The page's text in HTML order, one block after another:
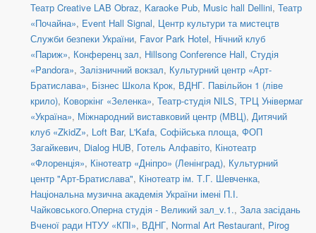
Театр Creative LAB Obraz, Karaoke Pub, Music hall Dellini, Театр
«Почайна», Event Hall Signal, Центр культури та мистецтв
Служби безпеки України, Favor Park Hotel, Нічний клуб
«Париж», Конференц зал, Hillsong Conference Hall, Студія
«Pandora», Залізничний вокзал, Культурний центр «Арт-
Братислава», Бізнес Школа Крок, ВДНГ. Павільйон 1 (ліве
крило), Коворкінг «Зеленка», Театр-студія NILS, ТРЦ Універмаг
«Україна», Міжнародний виставковий центр (МВЦ), Дитячий
клуб «ZkidZ», Loft Bar, L'Kafa, Софійська площа, ФОП
Загайкевич, Dialog HUB, Готель Алфавіто, Кінотеатр
«Флоренція», Кінотеатр «Дніпро» (Ленінград), Культурний
центр "Арт-Братислава", Кінотеатр ім. Т.Г. Шевченка,
Національна музична академія України імені П.І.
Чайковського.Оперна студія - Великий зал_v.1., Зала засідань
Вченої ради НТУУ «КПІ», ВДНГ, Normal Art Restaurant, Pirog